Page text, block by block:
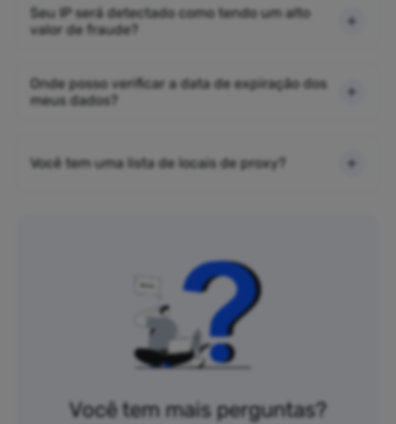
Seu IP será detectado como tendo um alto
valor de fraude?
Onde posso verificar a data de expiração dos
meus dados?
Você tem uma lista de locais de proxy?
Você tem mais perguntas?